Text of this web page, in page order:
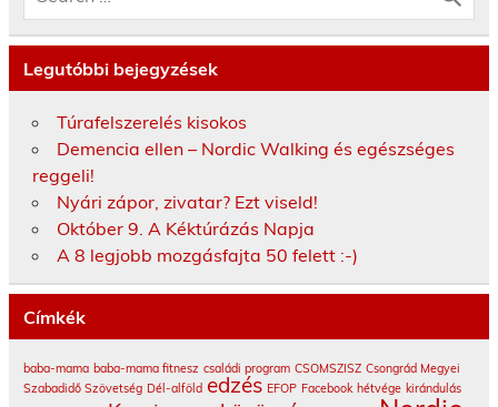
Legutóbbi bejegyzések
Túrafelszerelés kisokos
Demencia ellen – Nordic Walking és egészséges
reggeli!
Nyári zápor, zivatar? Ezt viseld!
Október 9. A Kéktúrázás Napja
A 8 legjobb mozgásfajta 50 felett :-)
Címkék
baba-mama baba-mama fitnesz családi program CSOMSZISZ Csongrád Megyei
Szabadidő Szövetség Dél-alföld edzés EFOP Facebook hétvége kirándulás